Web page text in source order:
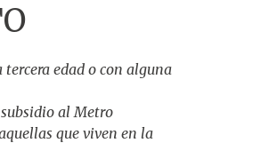
edad o con alguna
al Metro
que viven en la